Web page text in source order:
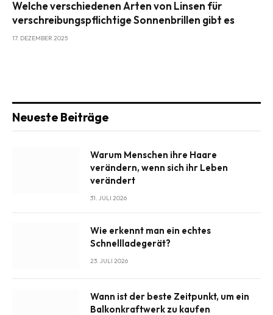
Welche verschiedenen Arten von Linsen für
verschreibungspflichtige Sonnenbrillen gibt es
17. DEZEMBER 2025
Neueste Beiträge
Warum Menschen ihre Haare
verändern, wenn sich ihr Leben
verändert
31. JULI 2026
Wie erkennt man ein echtes
Schnellladegerät?
23. JULI 2026
Wann ist der beste Zeitpunkt, um ein
Balkonkraftwerk zu kaufen